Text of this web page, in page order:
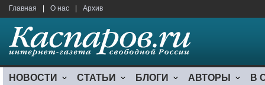
Главная О нас Архив
НОВОСТИ СТАТЬИ БЛОГИ АВТОРЫ В